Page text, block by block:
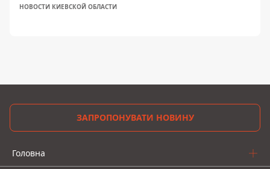
НОВОСТИ КИЕВСКОЙ ОБЛАСТИ
ЗАПРОПОНУВАТИ НОВИНУ
Головна